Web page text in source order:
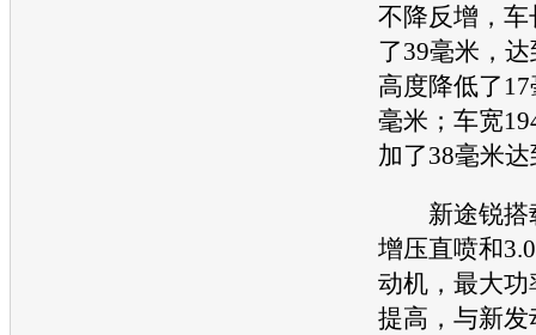
不降反增，
了39毫米，
高度降低了
毫米；车宽
加了38毫米
新途锐搭
增压直喷和
动机 ，最大
提高，与新发